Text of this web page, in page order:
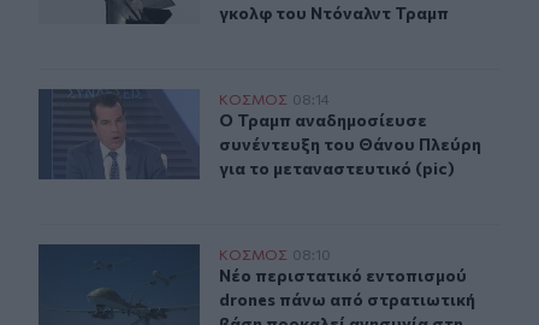
γκολφ του Ντόναλντ Τραμπ
Ο Τραμπ αναδημοσίευσε συνέντευξη του Θάνου
ΚΟΣΜΟΣ 08:14
Ο Τραμπ αναδημοσίευσε
Ο Τραμπ αναδημοσίευσε
συνέντευξη του Θάνου Πλεύρη
για το μεταναστευτικό (pic)
Νέο περιστατικό εντοπισμού drones πάνω από
ΚΟΣΜΟΣ 08:10
Νέο περιστατικό εντοπισμού
Νέο περιστατικό εντοπισμού
drones πάνω από στρατιωτική